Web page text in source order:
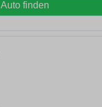
Auto finden